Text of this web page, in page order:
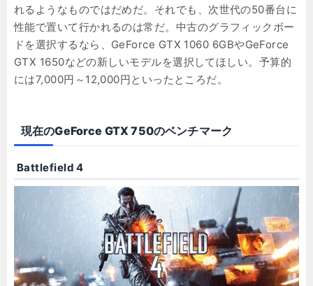
れるようなものではだめだ。それでも、次世代の50番台に
性能で置いて行かれるのは常だ。中古のグラフィックボー
ドを選択するなら、GeForce GTX 1060 6GBやGeForce
GTX 1650などの新しいモデルを選択してほしい。予算的
には7,000円～12,000円といったところだ。
現在のGeForce GTX 750のベンチマーク
Battlefield 4